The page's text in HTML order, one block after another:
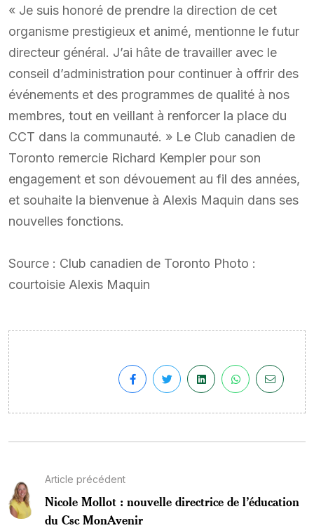
« Je suis honoré de prendre la direction de cet
organisme prestigieux et animé, mentionne le futur
directeur général. J’ai hâte de travailler avec le
conseil d’administration pour continuer à offrir des
événements et des programmes de qualité à nos
membres, tout en veillant à renforcer la place du
CCT dans la communauté. » Le Club canadien de
Toronto remercie Richard Kempler pour son
engagement et son dévouement au fil des années,
et souhaite la bienvenue à Alexis Maquin dans ses
nouvelles fonctions.
Source : Club canadien de Toronto Photo :
courtoisie Alexis Maquin
Article précédent
Nicole Mollot : nouvelle directrice de l’éducation
du Csc MonAvenir